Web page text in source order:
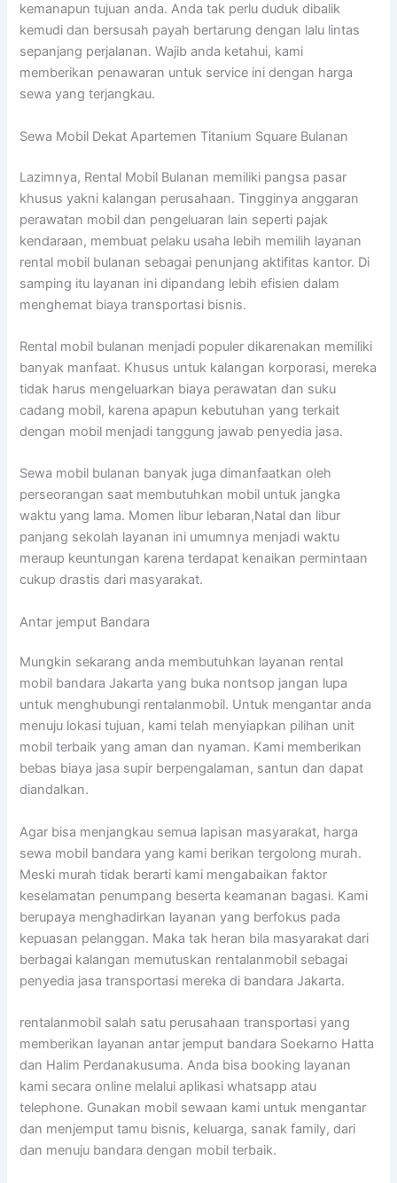
kemanapun tujuan anda. Anda tak perlu duduk dibalik
kemudi dan bersusah payah bertarung dengan lalu lintas
sepanjang perjalanan. Wajib anda ketahui, kami
memberikan penawaran untuk service ini dengan harga
sewa yang terjangkau.
Sewa Mobil Dekat Apartemen Titanium Square Bulanan
Lazimnya, Rental Mobil Bulanan memiliki pangsa pasar
khusus yakni kalangan perusahaan. Tingginya anggaran
perawatan mobil dan pengeluaran lain seperti pajak
kendaraan, membuat pelaku usaha lebih memilih layanan
rental mobil bulanan sebagai penunjang aktifitas kantor. Di
samping itu layanan ini dipandang lebih efisien dalam
menghemat biaya transportasi bisnis.
Rental mobil bulanan menjadi populer dikarenakan memiliki
banyak manfaat. Khusus untuk kalangan korporasi, mereka
tidak harus mengeluarkan biaya perawatan dan suku
cadang mobil, karena apapun kebutuhan yang terkait
dengan mobil menjadi tanggung jawab penyedia jasa.
Sewa mobil bulanan banyak juga dimanfaatkan oleh
perseorangan saat membutuhkan mobil untuk jangka
waktu yang lama. Momen libur lebaran,Natal dan libur
panjang sekolah layanan ini umumnya menjadi waktu
meraup keuntungan karena terdapat kenaikan permintaan
cukup drastis dari masyarakat.
Antar jemput Bandara
Mungkin sekarang anda membutuhkan layanan rental
mobil bandara Jakarta yang buka nontsop jangan lupa
untuk menghubungi rentalanmobil. Untuk mengantar anda
menuju lokasi tujuan, kami telah menyiapkan pilihan unit
mobil terbaik yang aman dan nyaman. Kami memberikan
bebas biaya jasa supir berpengalaman, santun dan dapat
diandalkan.
Agar bisa menjangkau semua lapisan masyarakat, harga
sewa mobil bandara yang kami berikan tergolong murah.
Meski murah tidak berarti kami mengabaikan faktor
keselamatan penumpang beserta keamanan bagasi. Kami
berupaya menghadirkan layanan yang berfokus pada
kepuasan pelanggan. Maka tak heran bila masyarakat dari
berbagai kalangan memutuskan rentalanmobil sebagai
penyedia jasa transportasi mereka di bandara Jakarta.
rentalanmobil salah satu perusahaan transportasi yang
memberikan layanan antar jemput bandara Soekarno Hatta
dan Halim Perdanakusuma. Anda bisa booking layanan
kami secara online melalui aplikasi whatsapp atau
telephone. Gunakan mobil sewaan kami untuk mengantar
dan menjemput tamu bisnis, keluarga, sanak family, dari
dan menuju bandara dengan mobil terbaik.